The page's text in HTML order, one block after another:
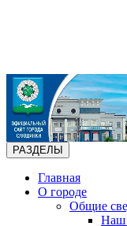
РАЗДЕЛЫ
Главная
О городе
Общие
Наш